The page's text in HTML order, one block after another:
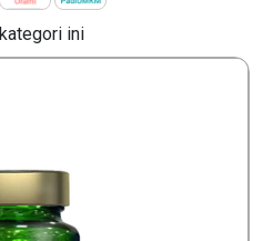
ini